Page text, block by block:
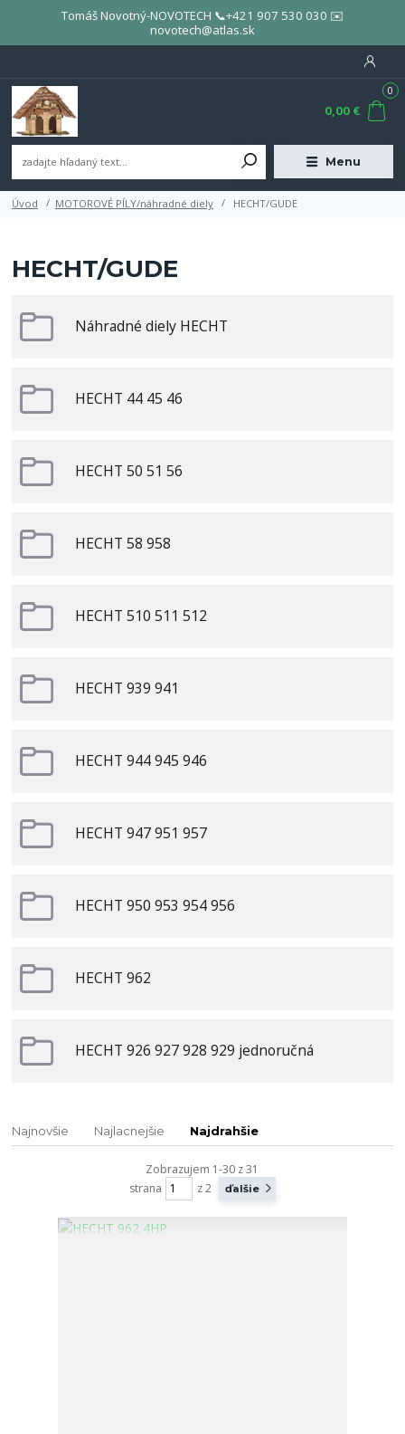
Tomáš Novotný-NOVOTECH 📞+421 907 530 030 ✉️
novotech@atlas.sk
Menu
0
0,00 €
Úvod MOTOROVÉ PÍLY/náhradné diely HECHT/GUDE
HECHT/GUDE
Náhradné diely HECHT
HECHT 44 45 46
HECHT 50 51 56
HECHT 58 958
HECHT 510 511 512
HECHT 939 941
HECHT 944 945 946
HECHT 947 951 957
HECHT 950 953 954 956
HECHT 962
HECHT 926 927 928 929 jednoručná
Najnovšie Najlacnejšie Najdrahšie
Zobrazujem 1-30 z 31
strana
z 2 ďalšie